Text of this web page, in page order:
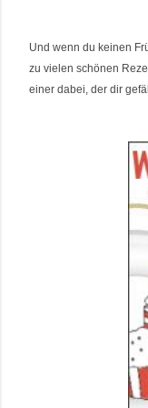
Und wenn du keinen
zu vielen schönen
einer dabei, der dir